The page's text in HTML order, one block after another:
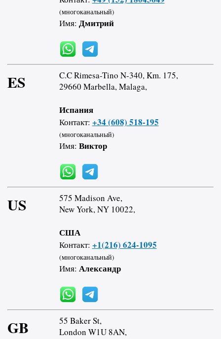
(многоканальный)
Имя: Дмитрий
ES
C.C Rimesa-Tino N-340, Km. 175,
29660 Marbella, Malaga,
Испания
Контакт: +34 (608) 518-195
(многоканальный)
Имя: Виктор
US
575 Madison Ave,
New York, NY 10022,
США
Контакт: +1(216) 624-1095
(многоканальный)
Имя: Александр
GB
55 Baker St,
London W1U 8AN,